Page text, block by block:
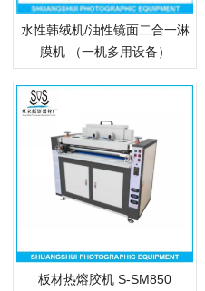
水性韩绒机/油性镜面二合一淋
膜机 （一机多用设备）
板材热熔胶机 S-SM850